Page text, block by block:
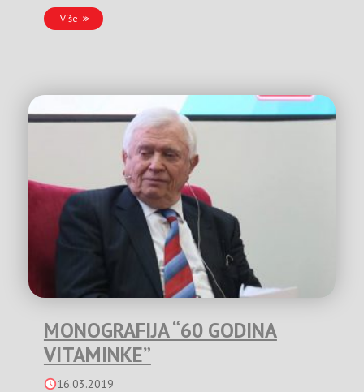
Više
MONOGRAFIJA “60 GODINA
VITAMINKE”
16.03.2019